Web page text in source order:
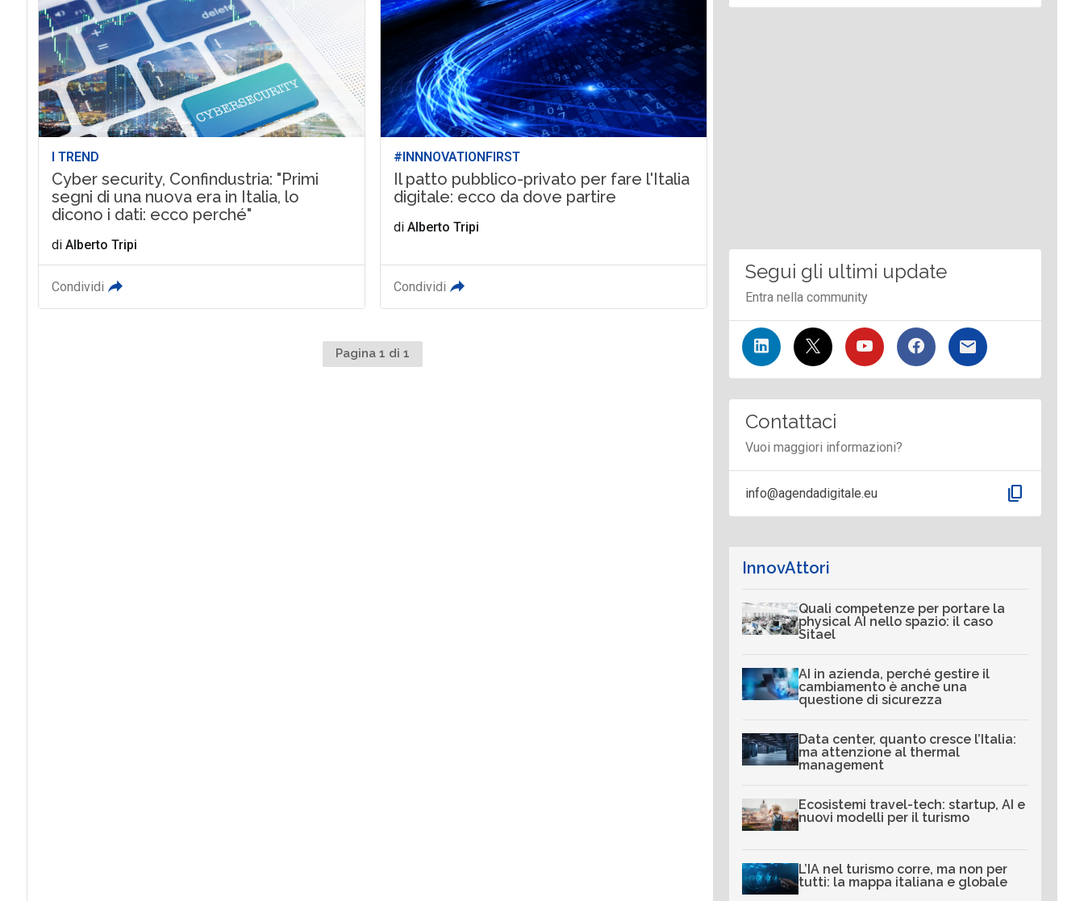
I TREND
Cyber security, Confindustria: "Primi
segni di una nuova era in Italia, lo
dicono i dati: ecco perché"
di Alberto Tripi
Condividi
#INNNOVATIONFIRST
Il patto pubblico-privato per fare l'Italia
digitale: ecco da dove partire
diAlberto Tripi
Condividi
Pagina 1 di 1
Segui gli ultimi update
Entra nella community
Contattaci
Vuoi maggiori informazioni?
info@agendadigitale.eu content_copy
InnovAttori
Quali competenze per portare la
physical AI nello spazio: il caso
Sitael
AI in azienda, perché gestire il
cambiamento è anche una
questione di sicurezza
Data center, quanto cresce l’Italia:
ma attenzione al thermal
management
Ecosistemi travel-tech: startup, AI e
nuovi modelli per il turismo
L’IA nel turismo corre, ma non per
tutti: la mappa italiana e globale